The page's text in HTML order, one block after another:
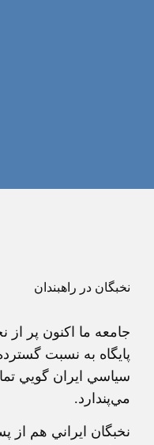
نخبگان در راهبندان
جامعه ما اكنون پر از
پايگاه به نسبت
سياسي ايران گويي
مي‌پندارد.
نخبگان ايراني هم از